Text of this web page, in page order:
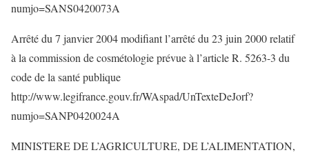
numjo=SANS0420073A
Arrêté du 7 janvier 2004 modifiant l’arrêté du 23 juin 2000 relatif
à la commission de cosmétologie prévue à l’article R. 5263-3 du
code de la santé publique
http://www.legifrance.gouv.fr/WAspad/UnTexteDeJorf?
numjo=SANP0420024A
MINISTERE DE L’AGRICULTURE, DE L’ALIMENTATION,